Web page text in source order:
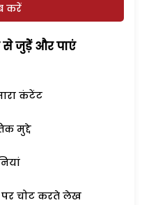
करें
से जुड़ेें और पाएं
कंटेंट
मुद्दे
चोट करते लेख